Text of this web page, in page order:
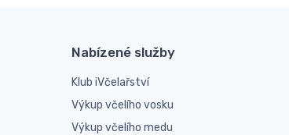
Nabízené služby
Klub iVčelařství
Výkup včelího vosku
Výkup včelího medu